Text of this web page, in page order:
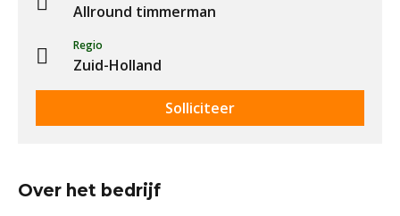
Allround timmerman
Regio
Zuid-Holland
Solliciteer
Over het bedrijf